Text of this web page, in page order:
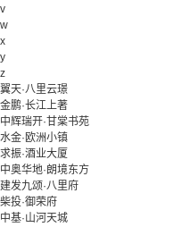
v
w
x
y
z
翼天·八里云璟
金鹏·长江上著
中辉瑞开·甘棠书苑
水金·欧洲小镇
求振·酒业大厦
中奥华地·朗境东方
建发九颂·八里府
柴投·御荣府
中基·山河天城